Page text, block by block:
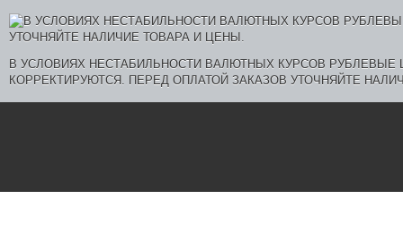
В УСЛОВИЯХ НЕСТАБИЛЬНОСТИ ВАЛЮТНЫХ КУРСОВ
КОРРЕКТИРУЮТСЯ. ПЕРЕД ОПЛАТОЙ ЗАКАЗОВ УТОЧНЯЙТЕ